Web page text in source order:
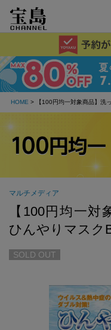
HOME > 【100円均一対象商品】洗
マルチメディア
【100円均一対
ひんやりマスク
SOLD OUT